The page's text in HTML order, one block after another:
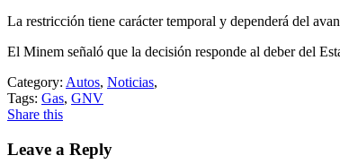
La restricción tiene carácter temporal y dependerá del
El Minem señaló que la decisión responde al deber del
Category: Autos, Noticias,
Tags: Gas, GNV
Share this
Leave a Reply